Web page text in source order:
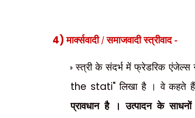
4)मार्क्सवादी / समाजवादी स्त्रीवाद -
स्त्री के संदर्भ में फ्रेडरिक एंजेल्स
the stati"लिखा है । वे कहते
प्रावधान है । उत्पादन के